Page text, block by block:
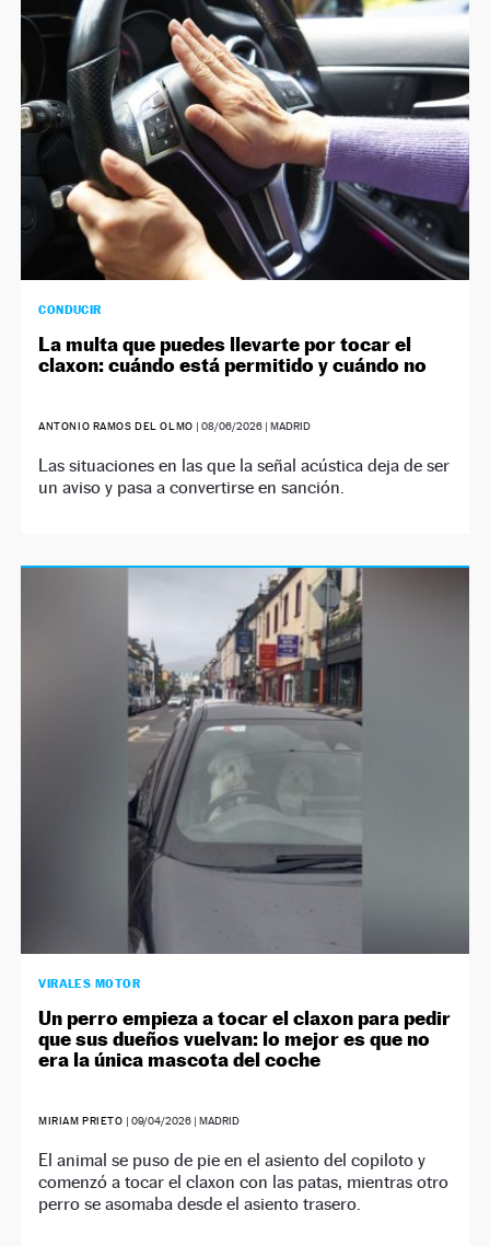
NEWSLETTER
SÍGUENOS
CONDUCIR
La multa que puedes llevarte por tocar el
claxon: cuándo está permitido y cuándo no
ANTONIO RAMOS DEL OLMO | 08/06/2026| MADRID
Las situaciones en las que la señal acústica deja de ser
un aviso y pasa a convertirse en sanción.
VIRALES MOTOR
Un perro empieza a tocar el claxon para pedir
que sus dueños vuelvan: lo mejor es que no
era la única mascota del coche
MIRIAM PRIETO | 09/04/2026| MADRID
El animal se puso de pie en el asiento del copiloto y
comenzó a tocar el claxon con las patas, mientras otro
perro se asomaba desde el asiento trasero.